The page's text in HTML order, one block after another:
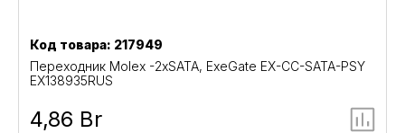
Код товара: 217949
Переходник Molex -2xSATA, ExeGate EX-CC-SATA-PSY
EX138935RUS
4,86 Br